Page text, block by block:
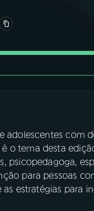
adolescentes com
o tema desta
psicopedagoga,
para pessoas
estratégias para